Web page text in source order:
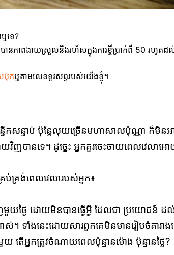
ឬទេ?
នភាពងាយស្រួលនិងរហ័សក្នុងការខ្ចីប្រាក់ពី 50 រហូតដល់
ប៊ុកឬតាមលេខទូរសព្ទរបស់យើងខ្ញុំ។
កសន្ធាប់ ប៉ុន្តែលុយច្រើនមហាសាលប៉ុណ្ណា ក៏មិន
នទេ។ ដូច្នេះ អ្នកគួរចេះចាយពេលវេលាអោយ
ប់គ្រង់ពេលវេលារបស់អ្នក៖
ថ្ងៃ ដោយមិនបានធ្វើអ្វី ដែលជា ប្រយោជន៍ ដ
។ ទាំងនេះដោយសារពួកគេមិនមានរៀបចំតារាង
យ តើអ្នកត្រូវចំណាយពេលប៉ុន្មានម៉ោង ប៉ុន្មានថ្ងៃ?